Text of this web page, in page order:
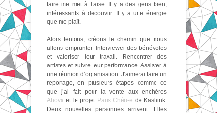
faire me met à l’aise. Il y a des gens bien,
intéressants à découvrir. Il y a une énergie
que me plaît.
Alors tentons, créons le chemin que nous
allons emprunter. Interviewer des bénévoles
et valoriser leur travail. Rencontrer des
artistes et suivre leur performance. Assister à
une réunion d’organisation. J’aimerai faire un
reportage, en plusieurs étapes comme ce
que j’ai fait pour la vente aux enchères
Ahova et le projet Paris Chéri-e de Kashink.
Deux nouvelles personnes arrivent. Elles